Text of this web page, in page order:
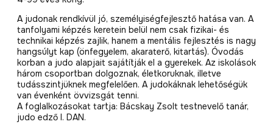
A judonak rendkívül jó, személyiségfejlesztő hatása van. A
tanfolyami képzés keretein belül nem csak fizikai- és
technikai képzés zajlik, hanem a mentális fejlesztés is nagy
hangsúlyt kap (önfegyelem, akaraterő, kitartás). Óvodás
korban a judo alapjait sajátítják el a gyerekek. Az iskolások
három csoportban dolgoznak, életkoruknak, illetve
tudásszintjüknek megfelelően. A judokáknak lehetőségük
van évenként övvizsgát tenni.
A foglalkozásokat tartja: Bácskay Zsolt testnevelő tanár,
judo edző I. DAN.